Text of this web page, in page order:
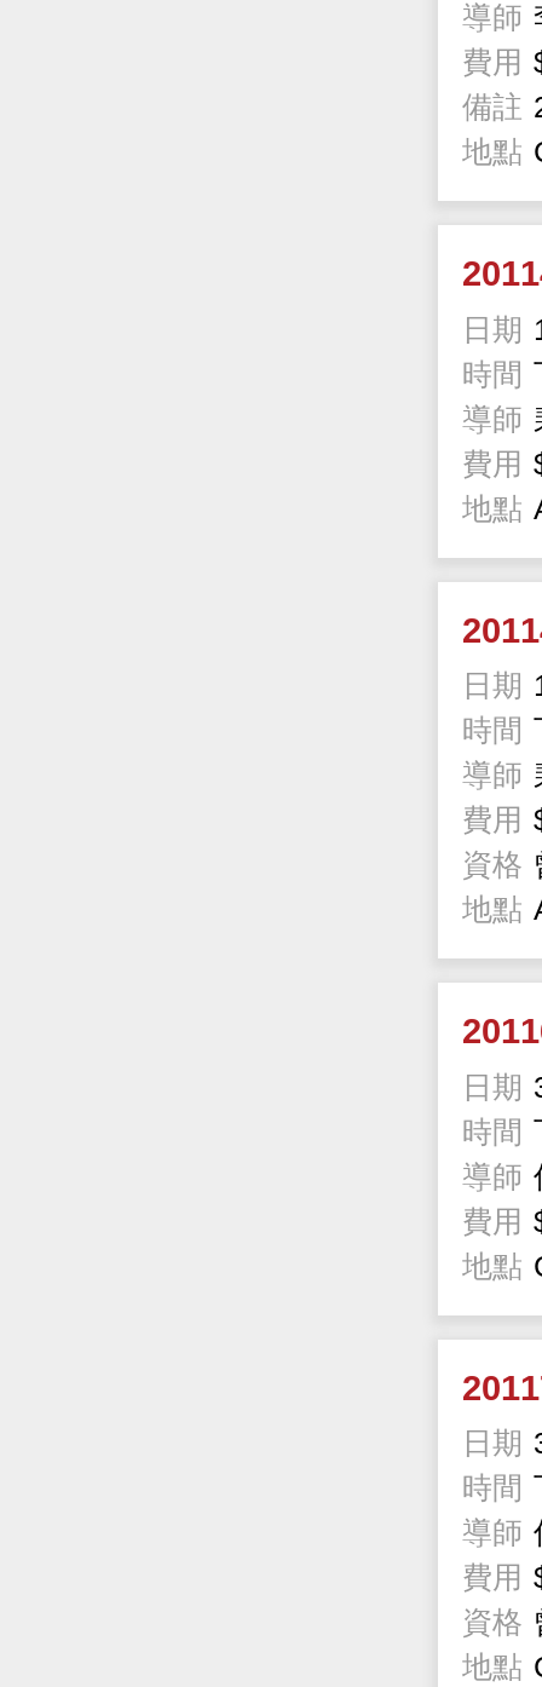
導師
費用
備註
地點
日期
時間
導師
費用
地點
日期
時間
導師
費用
資格
地點
日期
時間
導師
費用
地點
日期
時間
導師
費用
資格
地點